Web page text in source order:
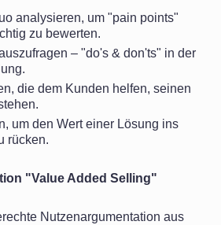
analysieren, um "pain points"
zu bewerten.
– "do's & don'ts" in der
die dem Kunden helfen, seinen
um den Wert einer Lösung ins
rücken.
"Value Added Selling"
Nutzenargumentation aus